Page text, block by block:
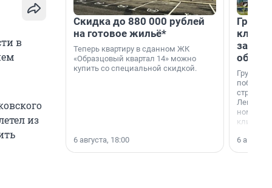
в
из
Скидка до 880 000 рублей
на готовое жильё*
Теперь квартиру в сданном ЖК
«Образцовый квартал 14» можно
купить со специальной скидкой.
6 августа, 18:00
Группа
области».
6